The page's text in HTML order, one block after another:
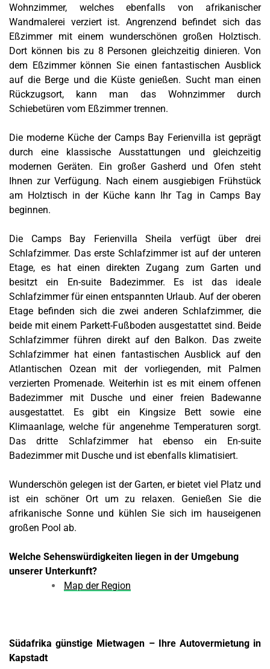
Wohnzimmer, welches ebenfalls von afrikanischer
Wandmalerei verziert ist. Angrenzend befindet sich das
Eßzimmer mit einem wunderschönen großen Holztisch.
Dort können bis zu 8 Personen gleichzeitig dinieren. Von
dem Eßzimmer können Sie einen fantastischen Ausblick
auf die Berge und die Küste genießen. Sucht man einen
Rückzugsort, kann man das Wohnzimmer durch
Schiebetüren vom Eßzimmer trennen.
Die moderne Küche der Camps Bay Ferienvilla ist geprägt
durch eine klassische Ausstattungen und gleichzeitig
modernen Geräten. Ein großer Gasherd und Ofen steht
Ihnen zur Verfügung. Nach einem ausgiebigen Frühstück
am Holztisch in der Küche kann Ihr Tag in Camps Bay
beginnen.
Die Camps Bay Ferienvilla Sheila verfügt über drei
Schlafzimmer. Das erste Schlafzimmer ist auf der unteren
Etage, es hat einen direkten Zugang zum Garten und
besitzt ein En-suite Badezimmer. Es ist das ideale
Schlafzimmer für einen entspannten Urlaub. Auf der oberen
Etage befinden sich die zwei anderen Schlafzimmer, die
beide mit einem Parkett-Fußboden ausgestattet sind. Beide
Schlafzimmer führen direkt auf den Balkon. Das zweite
Schlafzimmer hat einen fantastischen Ausblick auf den
Atlantischen Ozean mit der vorliegenden, mit Palmen
verzierten Promenade. Weiterhin ist es mit einem offenen
Badezimmer mit Dusche und einer freien Badewanne
ausgestattet. Es gibt ein
Kingsize Bettsowie eine
Klimaanlage, welche für angenehme Temperaturen sorgt.
Das dritte Schlafzimmer hat ebenso ein En-suite
Badezimmer mit Dusche und ist ebenfalls klimatisiert.
Wunderschön gelegen ist der Garten, er bietet viel Platz und
ist ein schöner Ort um zu relaxen. Genießen Sie die
afrikanische Sonne und kühlen Sie sich im hauseigenen
großen Pool ab.
Welche Sehenswürdigkeiten liegen in der Umgebung
unserer Unterkunft?
Map der Region
Südafrika günstige Mietwagen – Ihre Autovermietung in
Kapstadt